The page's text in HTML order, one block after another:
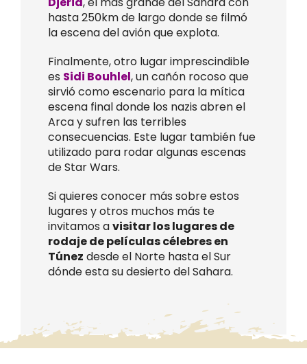
hasta 250km de largo donde se filmó
la escena del avión que explota.
Finalmente, otro lugar imprescindible
es Sidi Bouhlel, un cañón rocoso que
sirvió como escenario para la mítica
escena final donde los nazis abren el
Arca y sufren las terribles
consecuencias. Este lugar también fue
utilizado para rodar algunas escenas
de Star Wars.
Si quieres conocer más sobre estos
lugares y otros muchos más te
invitamos avisitar los lugares de
rodaje de películas célebres en
Túnez desde el Norte hasta el Sur
dónde esta su desierto del Sahara.